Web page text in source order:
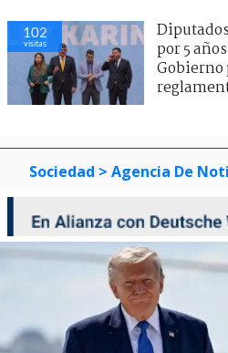
102
visitas
por 5
Gobierno
Sociedad > Agencia De